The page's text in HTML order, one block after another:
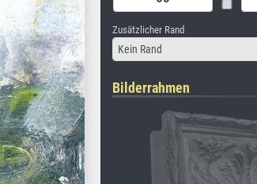
Zusätzlicher Rand
Kein Rand
Bilderrahmen